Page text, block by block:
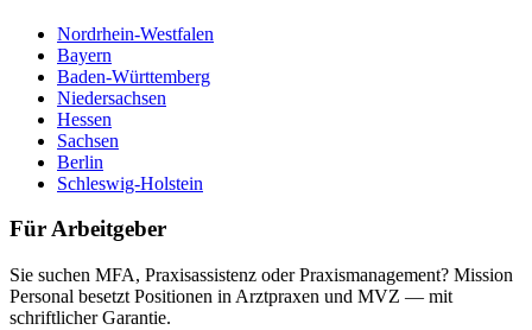
Nordrhein-Westfalen
Bayern
Baden-Württemberg
Niedersachsen
Hessen
Sachsen
Berlin
Schleswig-Holstein
Für Arbeitgeber
Sie suchen MFA, Praxisassistenz oder Praxismanagement? Mission
Personal besetzt Positionen in Arztpraxen und MVZ — mit
schriftlicher Garantie.